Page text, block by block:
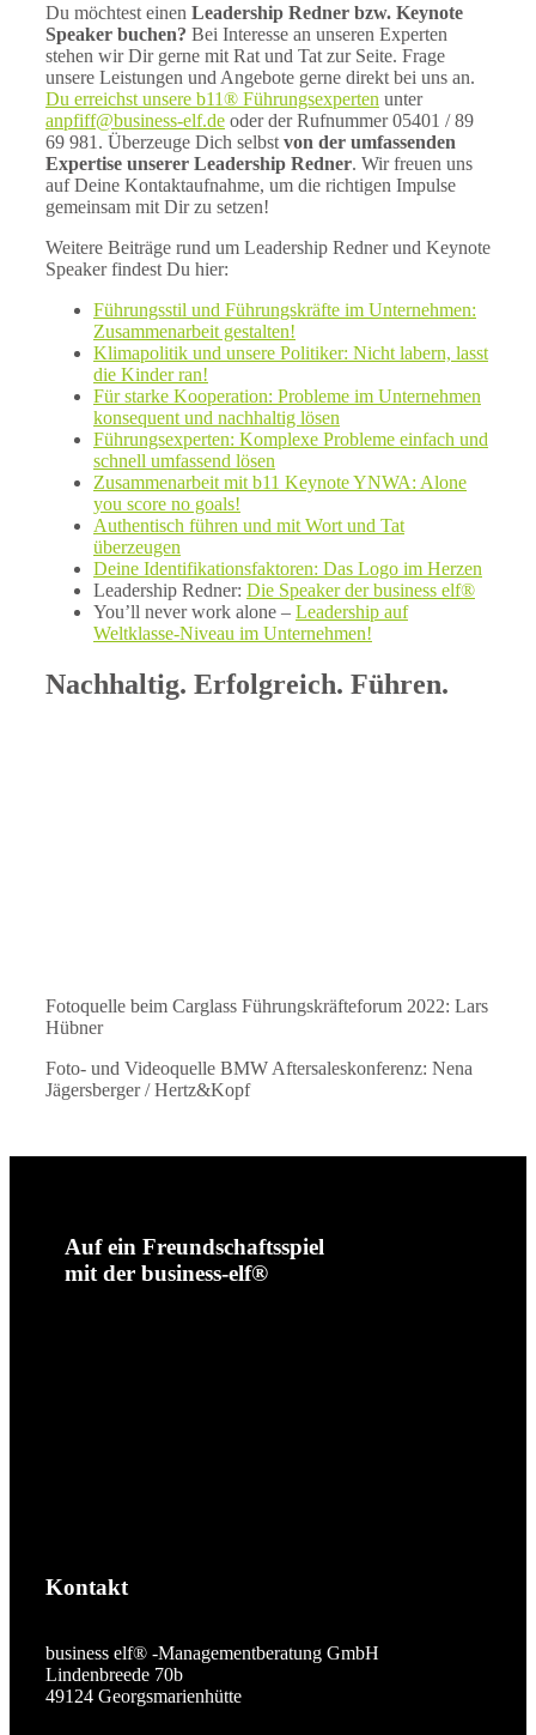
Du möchtest einen Leadership Redner bzw. Keynote
Speaker buchen? Bei Interesse an unseren Experten
stehen wir Dir gerne mit Rat und Tat zur Seite. Frage
unsere Leistungen und Angebote gerne direkt bei uns an.
Du erreichst unsere b11® Führungsexperten unter
anpfiff@business-elf.de oder der Rufnummer 05401 / 89
69 981. Überzeuge Dich selbst von der umfassenden
Expertise unserer Leadership Redner. Wir freuen uns
auf Deine Kontaktaufnahme, um die richtigen Impulse
gemeinsam mit Dir zu setzen!
Weitere Beiträge rund um Leadership Redner und Keynote
Speaker findest Du hier:
Führungsstil und Führungskräfte im Unternehmen:
Zusammenarbeit gestalten!
Klimapolitik und unsere Politiker: Nicht labern, lasst
die Kinder ran!
Für starke Kooperation: Probleme im Unternehmen
konsequent und nachhaltig lösen
Führungsexperten: Komplexe Probleme einfach und
schnell umfassend lösen
Zusammenarbeit mit b11 Keynote YNWA: Alone
you score no goals!
Authentisch führen und mit Wort und Tat
überzeugen
Deine Identifikationsfaktoren: Das Logo im Herzen
Leadership Redner: Die Speaker der business elf®
You’ll never work alone – Leadership auf
Weltklasse-Niveau im Unternehmen!
Nachhaltig. Erfolgreich. Führen.
Fotoquelle beim Carglass Führungskräfteforum 2022: Lars
Hübner
Foto- und Videoquelle BMW Aftersaleskonferenz: Nena
Jägersberger / Hertz&Kopf
Auf ein Freundschaftsspiel
mit der business-elf®
Kontakt
business elf® -Managementberatung GmbH
Lindenbreede 70b
49124 Georgsmarienhütte